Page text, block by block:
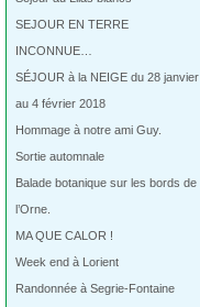
SEJOUR EN TERRE
INCONNUE…
SÉJOUR à la NEIGE du 28 janvier
au 4 février 2018
Hommage à notre ami Guy.
Sortie automnale
Balade botanique sur les bords de
l’Orne.
MA QUE CALOR !
Week end à Lorient
Randonnée à Segrie-Fontaine